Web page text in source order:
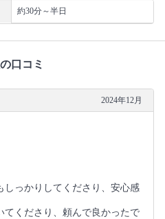
約30分～半日
口コミ
2024年12月
しっかりしてくださり、安心感
てくださり、頼んで良かったで